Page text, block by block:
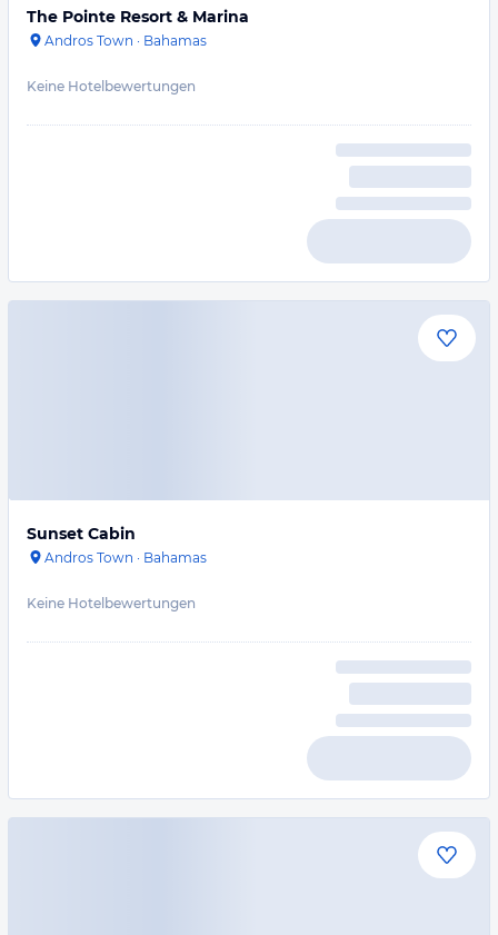
The Pointe Resort & Marina
Andros Town · Bahamas
Keine Hotelbewertungen
Sunset Cabin
Andros Town · Bahamas
Keine Hotelbewertungen